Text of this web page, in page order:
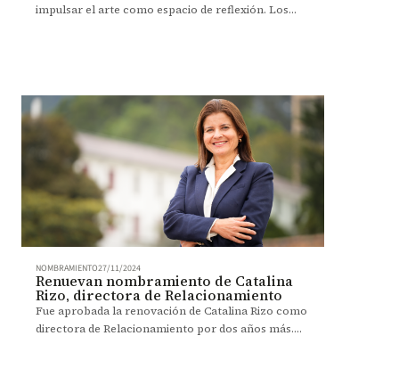
impulsar el arte como espacio de reflexión. Los
NOMBRAMIENTO27/11/2024
Renuevan nombramiento de Catalina
Rizo, directora de Relacionamiento
Fue aprobada la renovación de Catalina Rizo como
directora de Relacionamiento por dos años más.